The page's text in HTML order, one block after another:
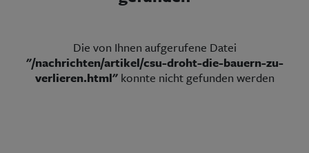
Abo Prämien
Archiv
Mediadaten
Die von Ihnen aufgerufene Datei
"/nachrichten/artikel/csu-droht-die-bauern-zu-
verlieren.html"konnte nicht gefunden werden